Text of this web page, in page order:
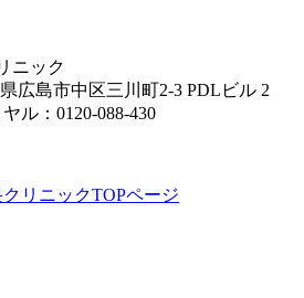
広島市中区三川町2-3 PDLビル 2
：0120-088-430
リニックTOPページ